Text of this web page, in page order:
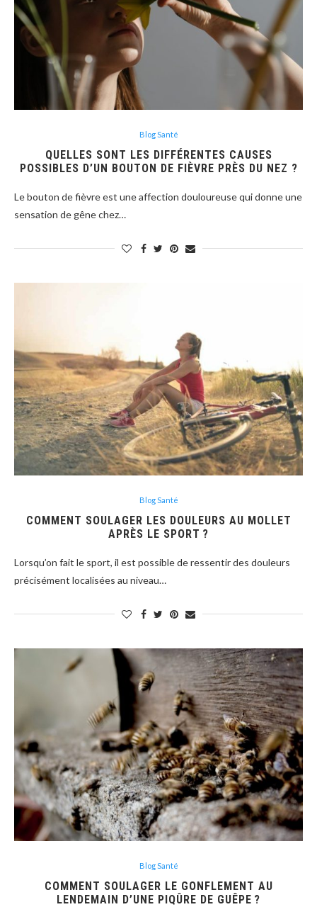
Blog Santé
QUELLES SONT LES DIFFÉRENTES CAUSES
POSSIBLES D’UN BOUTON DE FIÈVRE PRÈS DU NEZ ?
Le bouton de fièvre est une affection douloureuse qui donne une
sensation de gêne chez…
Blog Santé
COMMENT SOULAGER LES DOULEURS AU MOLLET
APRÈS LE SPORT ?
Lorsqu’on fait le sport, il est possible de ressentir des douleurs
précisément localisées au niveau…
Blog Santé
COMMENT SOULAGER LE GONFLEMENT AU
LENDEMAIN D’UNE PIQÛRE DE GUÊPE ?